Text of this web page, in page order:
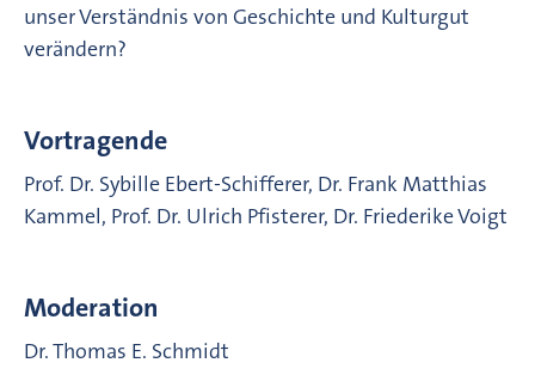
unser Verständnis von Geschichte und Kulturgut
verändern?
Vortragende
Prof. Dr. Sybille Ebert-Schifferer, Dr. Frank Matthias
Kammel, Prof. Dr. Ulrich Pfisterer, Dr. Friederike Voigt
Moderation
Dr. Thomas E. Schmidt